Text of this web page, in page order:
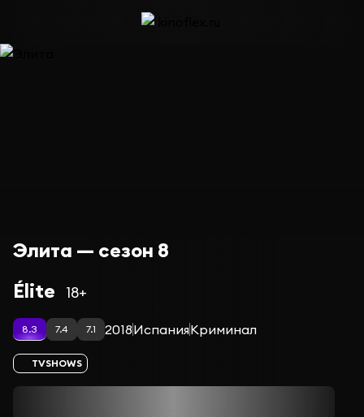
Элита — сезон 8
Élite
18+
8.3 7.4 7.1 2018ИспанияКриминал
TVSHOWS